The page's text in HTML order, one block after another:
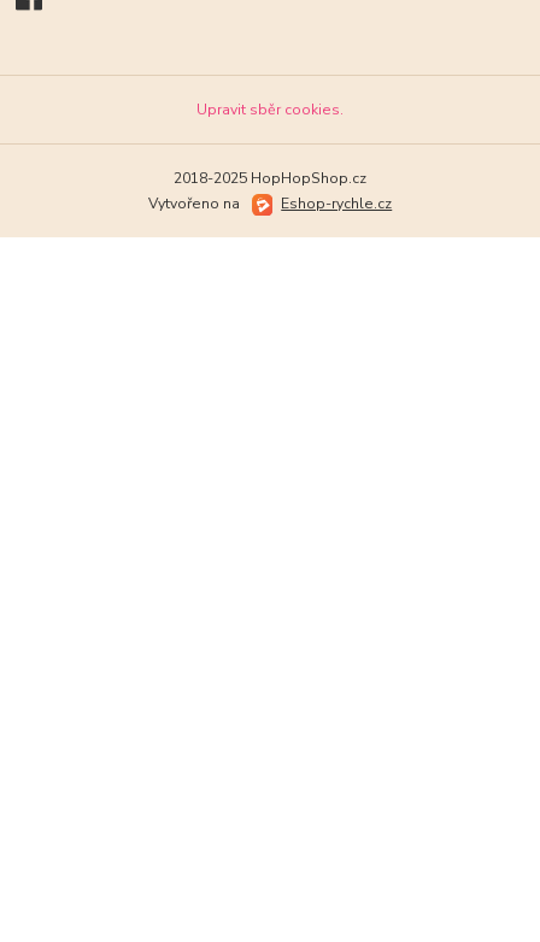
Upravit sběr cookies.
2018-2025 HopHopShop.cz
Vytvořeno na
Eshop-rychle.cz